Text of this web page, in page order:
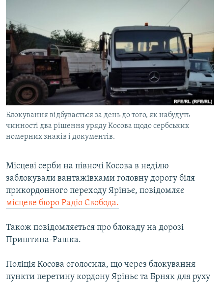
МУЛЬТИМЕДІА
ФОТО
СПЕЦПРОЄКТИ
ПОДКАСТИ
КРИМ РЕАЛІЇ
РУС
КТАТ
Блокування відбувається за день до того, як набудуть
чинності два рішення уряду Косова щодо сербських
номерних знаків і документів.
Місцеві серби на півночі Косова в неділю
заблокували вантажівками головну дорогу біля
прикордонного переходу Яріньє, повідомляє
місцеве бюро Радіо Свобода.
Також повідомляється про блокаду на дорозі
Приштина-Рашка.
Поліція Косова оголосила, що через блокування
пункти перетину кордону Яріньє та Брняк для руху